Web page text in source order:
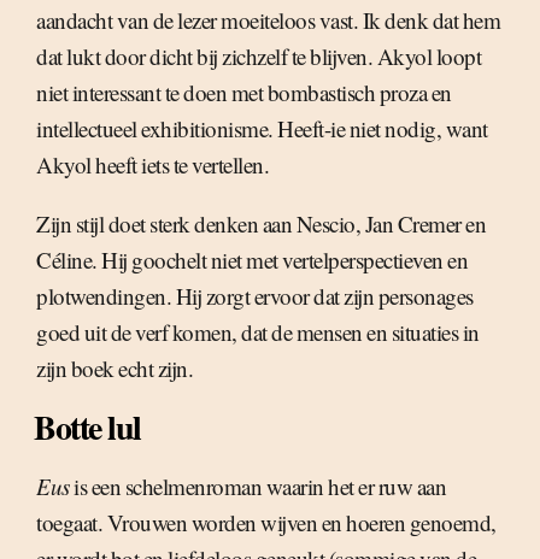
aandacht van de lezer moeiteloos vast. Ik denk dat hem
dat lukt door dicht bij zichzelf te blijven. Akyol loopt
niet interessant te doen met bombastisch proza en
intellectueel exhibitionisme. Heeft-ie niet nodig, want
Akyol heeft iets te vertellen.
Zijn stijl doet sterk denken aan Nescio, Jan Cremer en
Céline. Hij goochelt niet met vertelperspectieven en
plotwendingen. Hij zorgt ervoor dat zijn personages
goed uit de verf komen, dat de mensen en situaties in
zijn boek echt zijn.
Botte lul
Eusis een schelmenroman waarin het er ruw aan
toegaat. Vrouwen worden wijven en hoeren genoemd,